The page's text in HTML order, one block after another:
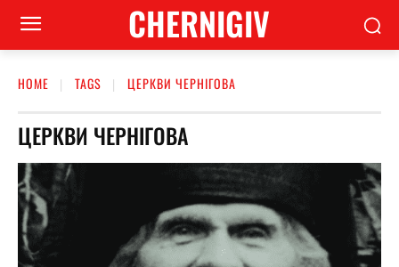
CHERNIGIV
HOME TAGS ЦЕРКВИ ЧЕРНІГОВА
ЦЕРКВИ ЧЕРНІГОВА